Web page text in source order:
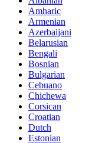
Amharic
Armenian
Azerbaijani
Belarusian
Bengali
Bosnian
Bulgarian
Cebuano
Chichewa
Corsican
Croatian
Dutch
Estonian